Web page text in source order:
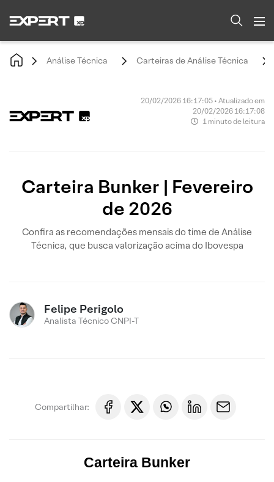
Análise Técnica Carteiras de Análise Técnica
20/02/2026 16:17:05 • Atualizado em
20/02/2026 16:17:08
1 minuto de leitura
Carteira Bunker | Fevereiro
de 2026
Confira as recomendações mensais do time de Análise
Técnica, que busca valorização acima do Ibovespa
Felipe Perigolo
Analista Técnico CNPI-T
Compartilhar:
Carteira Bunker